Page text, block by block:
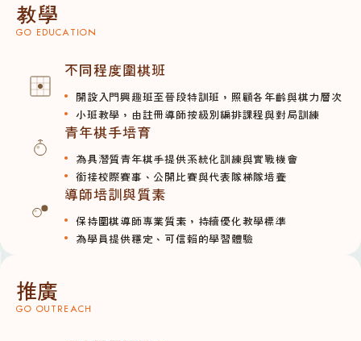
教學
GO EDUCATION
不同程度圍棋班
開設入門興趣班至晉段特訓班，照顧各年齡與棋力層次
小班教學，由註冊導師按級別編排課程與對局訓練
青年棋手培育
為具潛質青年棋手提供系統化訓練與實戰機會
銜接校際賽事、公開比賽與代表隊梯隊培養
導師培訓與質素
保持圍棋導師專業質素，持續優化教學標準
為學員提供穩定、可信賴的學習體驗
推廣
GO OUTREACH